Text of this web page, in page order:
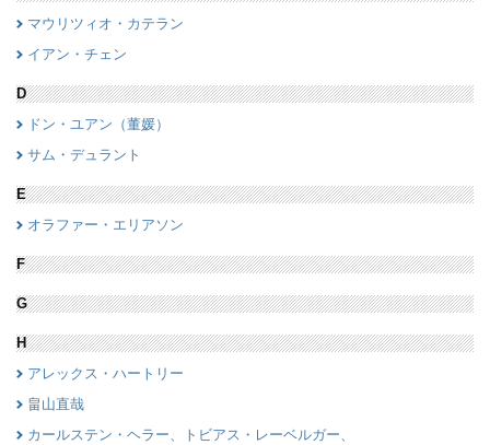
マウリツィオ・カテラン
イアン・チェン
D
ドン・ユアン（董媛）
サム・デュラント
E
オラファー・エリアソン
F
G
H
アレックス・ハートリー
畠山直哉
カールステン・ヘラー、トビアス・レーベルガー、